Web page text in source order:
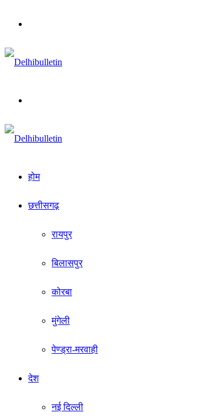
होम
छत्तीसगढ़
रायपुर
बिलासपुर
कोरबा
मुंगेली
पेण्ड्रा-मरवाही
देश
नई दिल्ली